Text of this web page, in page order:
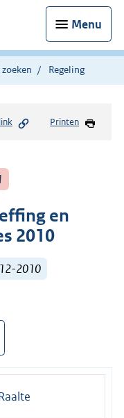
Menu
Regeling
Printen
en
2010
2010